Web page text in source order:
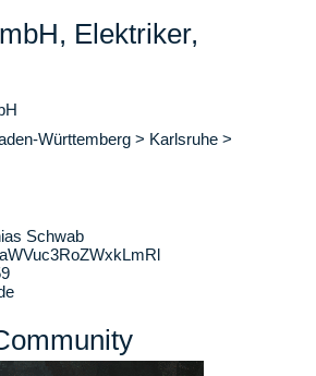
Elektriker,
Württemberg > Karlsruhe >
Schwab